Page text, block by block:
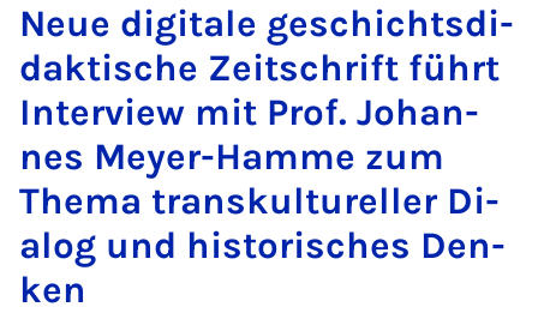
Neue di­gi­ta­le ge­schichts­di­
dak­ti­sche Zeit­schrift führt
In­ter­view mit Prof. Jo­han­
nes Mey­er-Ham­me zum
The­ma trans­kul­tu­rel­ler Di­
a­log und his­to­ri­sches Den­
ken